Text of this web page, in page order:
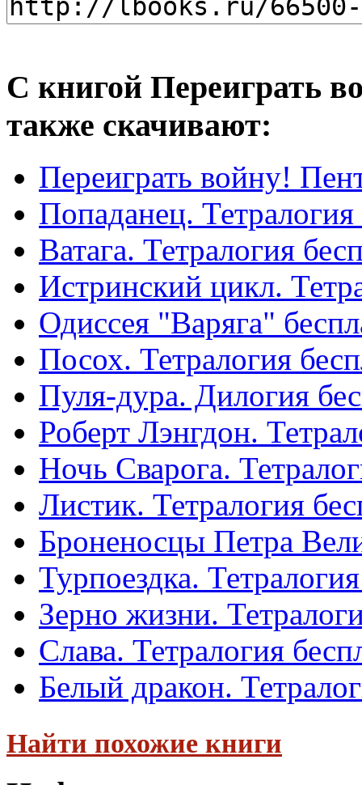
С книгой Переиграть
также скачивают:
Переиграть войну!
Попаданец. Тетралогия
Ватага. Тетралогия
Истринский цикл.
Одиссея "Варяга"
Посох. Тетралогия
Пуля-дура. Дилогия
Роберт Лэнгдон.
Ночь Сварога.
Листик. Тетралогия
Броненосцы Петра
Турпоездка.
Зерно жизни.
Слава. Тетралогия
Белый дракон.
Найти похожие книги